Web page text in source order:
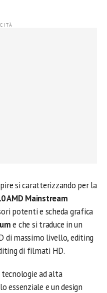
si caratterizzando per la
AMD Mainstream
potenti e scheda grafica
e che si traduce in un
di massimo livello, editing
di filmati HD.
ad alta
essenziale e un design